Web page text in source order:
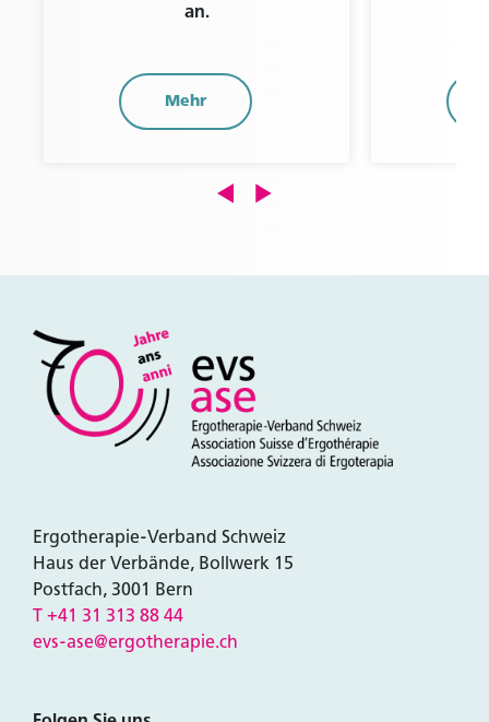
an.
Mehr
Ergotherapie-Verband Schweiz
Haus der Verbände, Bollwerk 15
Postfach, 3001 Bern
T +41 31 313 88 44
evs-ase@ergotherapie.ch